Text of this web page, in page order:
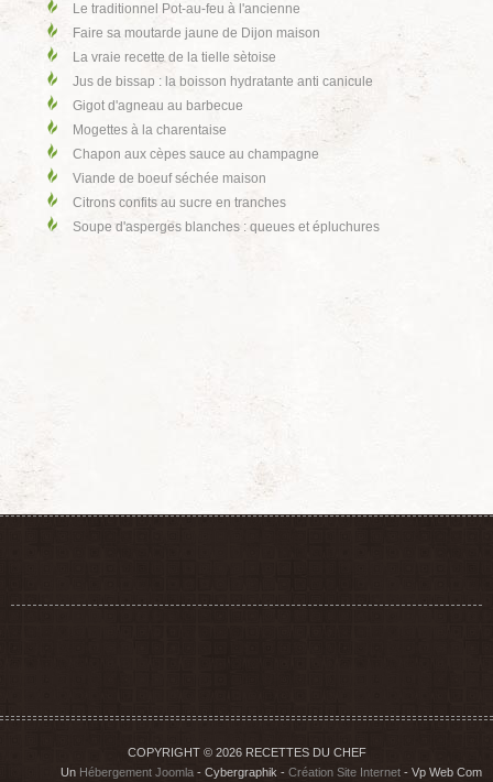
Le traditionnel Pot-au-feu à l'ancienne
Faire sa moutarde jaune de Dijon maison
La vraie recette de la tielle sètoise
Jus de bissap : la boisson hydratante anti canicule
Gigot d'agneau au barbecue
Mogettes à la charentaise
Chapon aux cèpes sauce au champagne
Viande de boeuf séchée maison
Citrons confits au sucre en tranches
Soupe d'asperges blanches : queues et épluchures
COPYRIGHT © 2026 RECETTES DU CHEF
Un Hébergement Joomla - Cybergraphik - Création Site Internet - Vp Web Com